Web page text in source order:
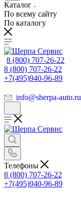
Каталог
По всему сайту
По каталогу
8 (800) 707-26-22
8 (800) 707-26-22
+7(495)940-96-89
info@sherpa-auto.ru
Телефоны
8 (800) 707-26-22
+7(495)940-96-89